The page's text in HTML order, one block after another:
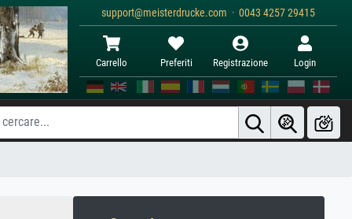
support@meisterdrucke.com · 0043 4257 29415
Carrello Preferiti Registrazione Login